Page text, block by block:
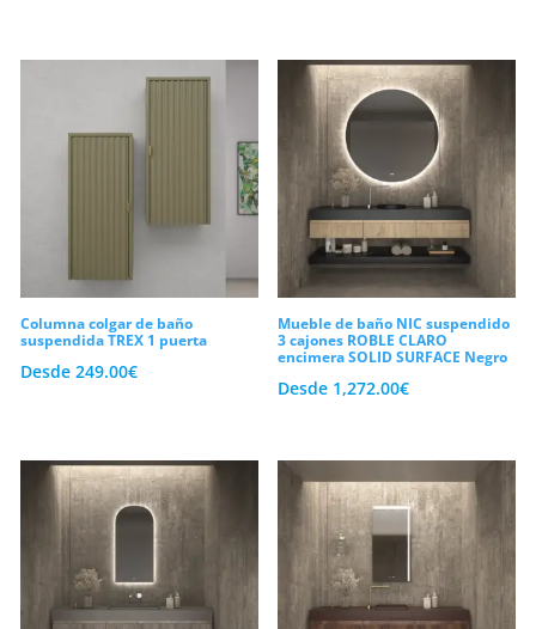
Columna colgar de baño
suspendida TREX 1 puerta
Desde 249.00€
Mueble de baño NIC suspendido
3 cajones ROBLE CLARO
encimera SOLID SURFACE Negro
Desde 1,272.00€